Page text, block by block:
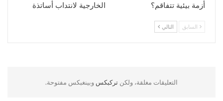
أزمة بيئية تتفاقم؟
الخارجية لانتداب أساتذة
السابق التالي
التعليقات مغلقة، ولكن تركبكس وبينغبكس مفتوحة.